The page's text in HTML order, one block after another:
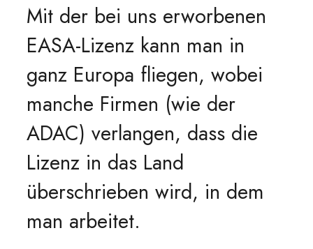
Mit der bei uns erworbenen
EASA-Lizenz kann man in
ganz Europa fliegen, wobei
manche Firmen (wie der
ADAC) verlangen, dass die
Lizenz in das Land
überschrieben wird, in dem
man arbeitet.